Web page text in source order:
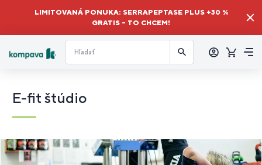
LIMITOVANÁ PONUKA: SERRAPEPTASE PLUS +30 %
GRATIS – TO CHCEM!
sa
Košík
E-fit štúdio